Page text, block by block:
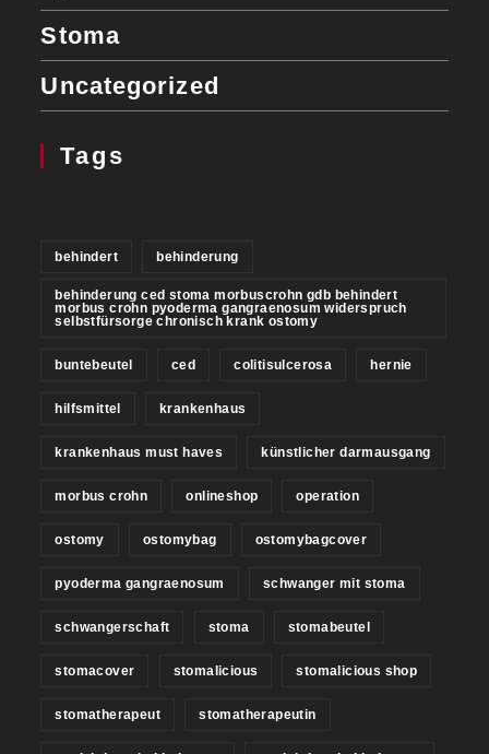
Stoma
Uncategorized
Tags
behindert behinderung
behinderung ced stoma morbuscrohn gdb behindert
morbus crohn pyoderma gangraenosum widerspruch
selbstfürsorge chronisch krank ostomy
buntebeutel ced colitisulcerosa hernie
hilfsmittel krankenhaus
krankenhaus must haves künstlicher darmausgang
morbus crohn onlineshop operation
ostomy ostomybag ostomybagcover
pyoderma gangraenosum schwanger mit stoma
schwangerschaft stoma stomabeutel
stomacover stomalicious stomalicious shop
stomatherapeut stomatherapeutin